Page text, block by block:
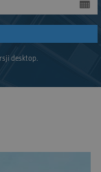
desktop.